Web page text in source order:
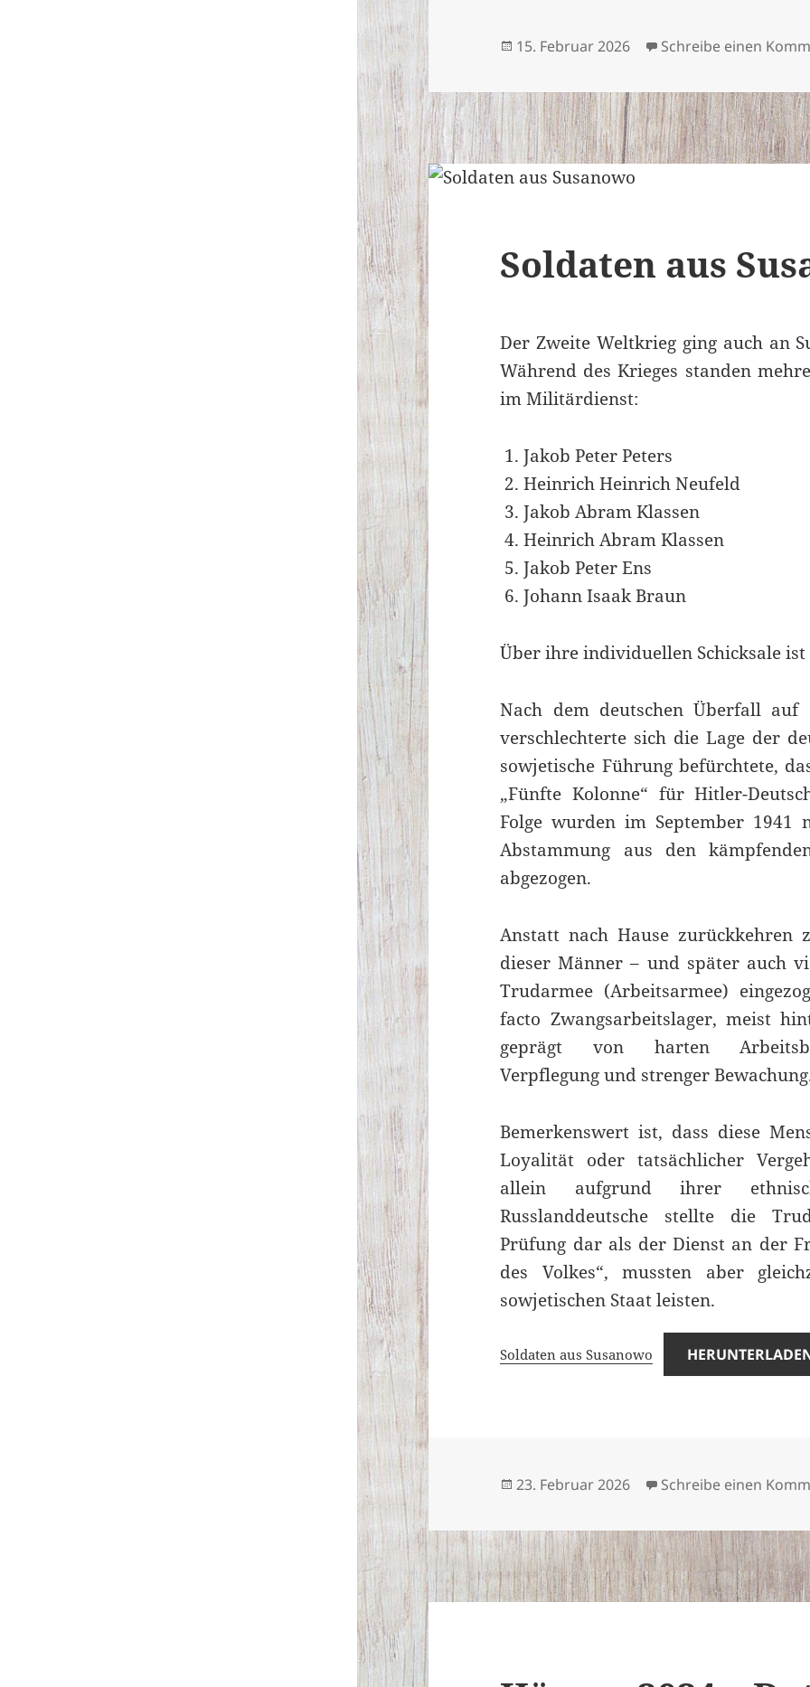
Veröffentlicht
15. Februar 2026 Schreibe einen
Soldaten aus
Der Zweite Weltkrieg ging auch an
Während des Krieges standen
im Militärdienst:
Jakob Peter Peters
Heinrich Heinrich Neufeld
Jakob Abram Klassen
Heinrich Abram Klassen
Jakob Peter Ens
Johann Isaak Braun
Über ihre individuellen Schicksale
Nach dem deutschen Überfall
verschlechterte sich die Lage der
sowjetische Führung befürchtete,
„Fünfte Kolonne“ für Hitler-
Folge wurden im September 1941
Abstammung aus den
abgezogen.
Anstatt nach Hause
dieser Männer – und später auch
Trudarmee (Arbeitsarmee)
facto Zwangsarbeitslager, meist
geprägt von harten
Verpflegung und strenger
Bemerkenswert ist, dass diese
Loyalität oder tatsächlicher
allein aufgrund ihrer
Russlanddeutsche stellte die
Prüfung dar als der Dienst an der
des Volkes“, mussten aber
sowjetischen Staat leisten.
Soldaten aus Susanowo
Veröffentlicht
23. Februar 2026 Schreibe einen